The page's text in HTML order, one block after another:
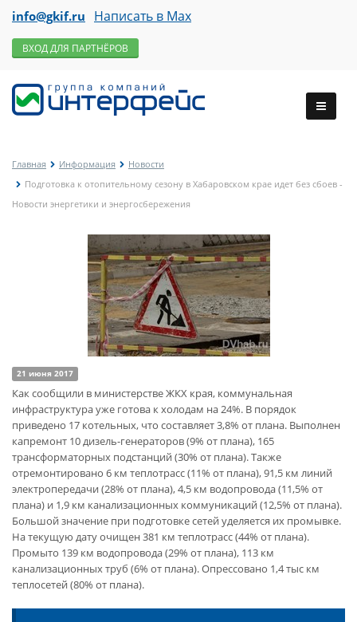
info@gkif.ru Написать в Max
ВХОД ДЛЯ ПАРТНЁРОВ
Главная Информация
Новости
Подготовка к отопительному сезону в Хабаровском крае идет без сбоев -
Новости энергетики и энергосбережения
21 июня 2017
Как сообщили в министерстве ЖКХ края, коммунальная
инфраструктура уже готова к холодам на 24%. В порядок
приведено 17 котельных, что составляет 3,8% от плана. Выполнен
капремонт 10 дизель-генераторов (9% от плана), 165
трансформаторных подстанций (30% от плана). Также
отремонтировано 6 км теплотрасс (11% от плана), 91,5 км линий
электропередачи (28% от плана), 4,5 км водопровода (11,5% от
плана) и 1,9 км канализационных коммуникаций (12,5% от плана).
Большой значение при подготовке сетей уделяется их промывке.
На текущую дату очищен 381 км теплотрасс (44% от плана).
Промыто 139 км водопровода (29% от плана), 113 км
канализационных труб (6% от плана). Опрессовано 1,4 тыс км
теплосетей (80% от плана).